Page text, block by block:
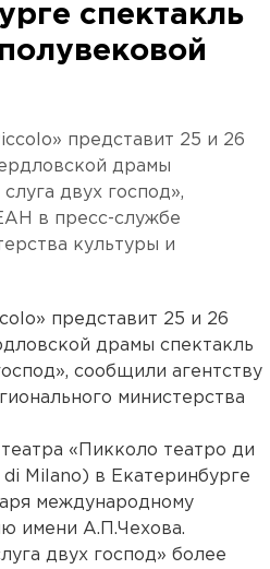
спектакль
представит 25 и 26
драмы
двух господ»,
в пресс-службе
культуры и
представит 25 и 26
драмы спектакль
сообщили агентству
министерства
театра «Пикколо театро ди
Milano) в Екатеринбурге
международному
имени А.П.Чехова.
двух господ» более